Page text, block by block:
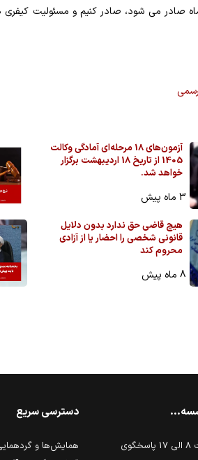
حدنگاری که از 3 تیرماه صادر می شود، صادر کنیم و
آزمون‌های 18 مرحله‌ای آمادگی وکالت
1405 از تاریخ 18 اردیبهشت برگزار
خواهد شد.
3 ماه پیش
هیچ قاضی حق ندارد بدون دلایل
قانونی شخصی را احضار یا از آزادی
محروم کند
8 ماه پیش
در روزهای اداری، از ساعت 8 الی 17 پاسخگوی
دسترسی سریع
همایش‌ها و